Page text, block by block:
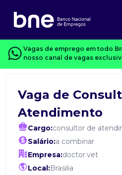
Vagas de emprego em todo
nosso canal de vagas
Vaga de
Atendimento
Cargo:consultor de
Salário:a combinar
Empresa:doctor.vet
Local:Brasilia